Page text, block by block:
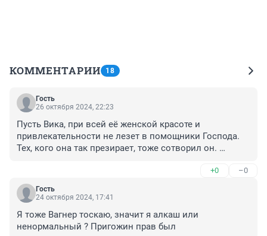
КОММЕНТАРИИ 18
Гость
26 октября 2024, 22:23
Пусть Вика, при всей её женской красоте и
привлекательности не лезет в помощники Господа.
Тех, кого она так презирает, тоже сотворил он.
+0 –0
Гость
24 октября 2024, 17:41
Я тоже Вагнер тоскаю, значит я алкаш или
ненормальный ? Пригожин прав был